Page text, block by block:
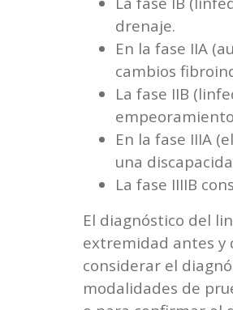
drenaje.
En la fase IIA
cambios
La fase IIB
En la fase IIIA
una
La fase IIIIB
El diagnóstico del
extremidad antes y
considerar el
modalidades de